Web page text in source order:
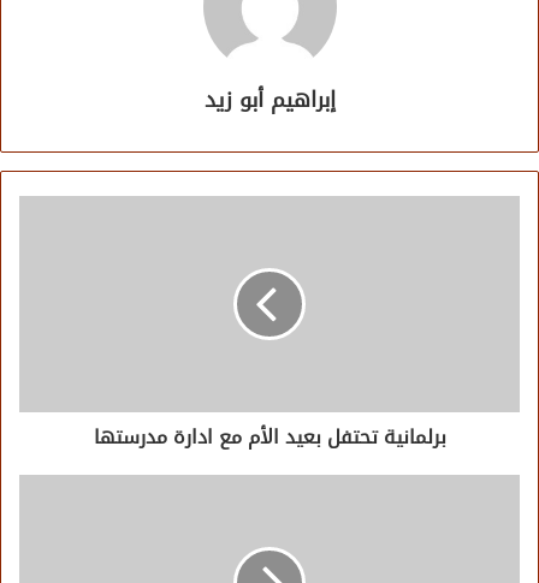
إبراهيم أبو زيد
برلمانية تحتفل بعيد الأم مع ادارة مدرستها